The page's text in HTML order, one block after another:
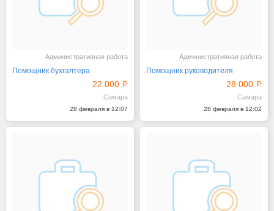
Административная работа
Помощник бухгалтера
22 000
Самара
28 февраля в 12:07
Административная работа
Помощник руководителя
28 000
Самара
28 февраля в 12:02